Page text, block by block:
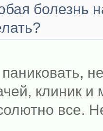
болезнь
клиник и
все.